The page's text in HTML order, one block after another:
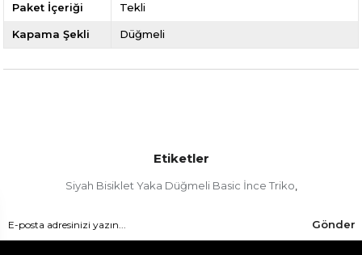
Paket İçeriği Tekli
Kapama Şekli Düğmeli
Etiketler
Siyah Bisiklet Yaka Düğmeli Basic İnce Triko,
Gönder